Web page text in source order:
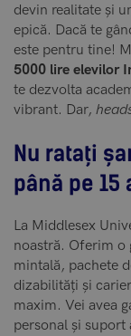
devin realitate și
epică. Dacă te
este pentru tine!
5000 lire elevilor
te dezvolta
vibrant. Dar,
Nu ratați
până pe 15
La Middlesex
noastră. Oferim o
mintală, pachete
dizabilități și
maxim. Vei avea
personal și